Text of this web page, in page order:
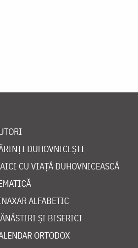
DUHOVNICEȘTI
CU VIAȚĂ DUHOVNICEASCĂ
ALFABETIC
ȘI BISERICI
ORTODOX